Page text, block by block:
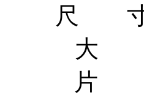
尺 寸
大
片